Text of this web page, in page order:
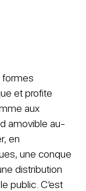
formes
et profite
aux
amovible au-
en
une conque
distribution
public. C’est